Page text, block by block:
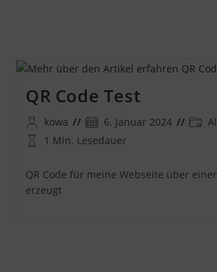
QR Code Test
Beitrags-
Autor:
kowa
Beitrag
veröffentlicht:
6. Januar 2024
Lesedauer:
1 Min. Lesedauer
QR Code für meine Webseite über
erzeugt